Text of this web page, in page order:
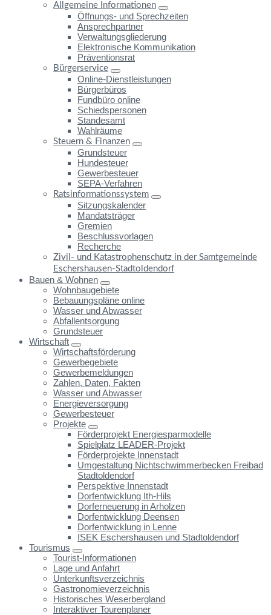
Allgemeine Informationen
Öffnungs- und Sprechzeiten
Ansprechpartner
Verwaltungsgliederung
Elektronische Kommunikation
Präventionsrat
Bürgerservice
Online-Dienstleistungen
Bürgerbüros
Fundbüro online
Schiedspersonen
Standesamt
Wahlräume
Steuern & Finanzen
Grundsteuer
Hundesteuer
Gewerbesteuer
SEPA-Verfahren
Ratsinformationssystem
Sitzungskalender
Mandatsträger
Gremien
Beschlussvorlagen
Recherche
Zivil- und Katastrophenschutz in der Samtgemeinde
Eschershausen-Stadtoldendorf
Bauen & Wohnen
Wohnbaugebiete
Bebauungspläne online
Wasser und Abwasser
Abfallentsorgung
Grundsteuer
Wirtschaft
Wirtschaftsförderung
Gewerbegebiete
Gewerbemeldungen
Zahlen, Daten, Fakten
Wasser und Abwasser
Energieversorgung
Gewerbesteuer
Projekte
Förderprojekt Energiesparmodelle
Spielplatz LEADER-Projekt
Förderprojekte Innenstadt
Umgestaltung Nichtschwimmerbecken Freibad
Stadtoldendorf
Perspektive Innenstadt
Dorfentwicklung Ith-Hils
Dorferneuerung in Arholzen
Dorfentwicklung Deensen
Dorfentwicklung in Lenne
ISEK Eschershausen und Stadtoldendorf
Tourismus
Tourist-Informationen
Lage und Anfahrt
Unterkunftsverzeichnis
Gastronomieverzeichnis
Historisches Weserbergland
Interaktiver Tourenplaner